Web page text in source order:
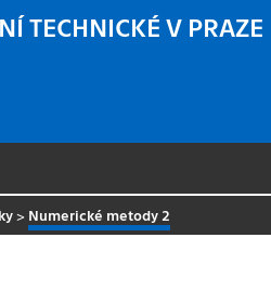
TECHNICKÉ V PRAZE
> Numerické metody 2